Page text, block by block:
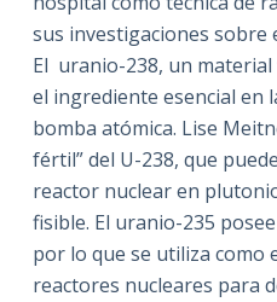
sus investigaciones
El uranio-238, un
el ingrediente esencial en
bomba atómica. Lise
fértil” del U-238, que
reactor nuclear en
fisible. El uranio-235
por lo que se utiliza como
reactores nucleares para